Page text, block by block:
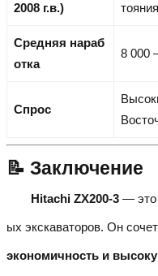
2008 г.в.)
Средняя нараб
отка
8 000
Спрос
📝 Заключение
Hitachi ZX200-3 — это
ых экскаваторов. Он
экономичность и